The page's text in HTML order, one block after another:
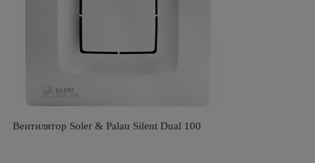
Вентилятор Soler & Palau Silent Dual 100